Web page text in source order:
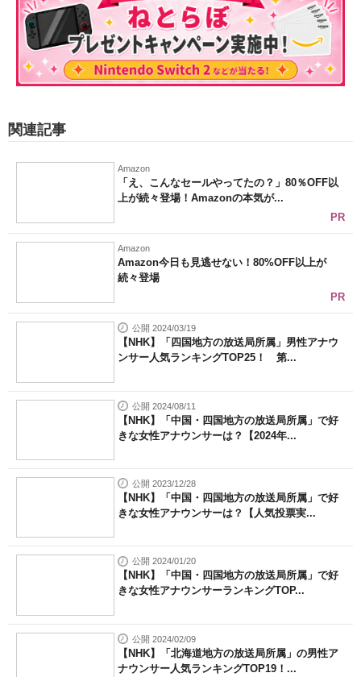
関連記事
Amazon
「え、こんなセールやってたの？」80％OFF以
上が続々登場！Amazonの本気が...
PR
Amazon
Amazon今日も見逃せない！80%OFF以上が
続々登場
PR
公開 2024/03/19
【NHK】「四国地方の放送局所属」男性アナウ
ンサー人気ランキングTOP25！ 第...
公開 2024/08/11
【NHK】「中国・四国地方の放送局所属」で好
きな女性アナウンサーは？【2024年...
公開 2023/12/28
【NHK】「中国・四国地方の放送局所属」で好
きな女性アナウンサーは？【人気投票実...
公開 2024/01/20
【NHK】「中国・四国地方の放送局所属」で好
きな女性アナウンサーランキングTOP...
公開 2024/02/09
【NHK】「北海道地方の放送局所属」の男性ア
ナウンサー人気ランキングTOP19！...